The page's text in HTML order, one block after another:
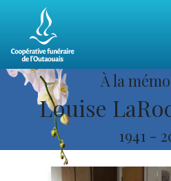
À la
Louise
1941 -